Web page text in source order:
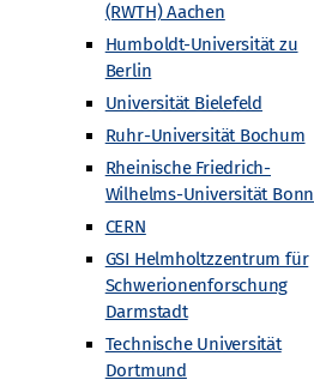
(RWTH) Aachen
Humboldt-Universität zu
Berlin
Universität Bielefeld
Ruhr-Universität Bochum
Rheinische Friedrich-
Wilhelms-Universität Bonn
CERN
GSI Helmholtzzentrum für
Schwerionenforschung
Darmstadt
Technische Universität
Dortmund